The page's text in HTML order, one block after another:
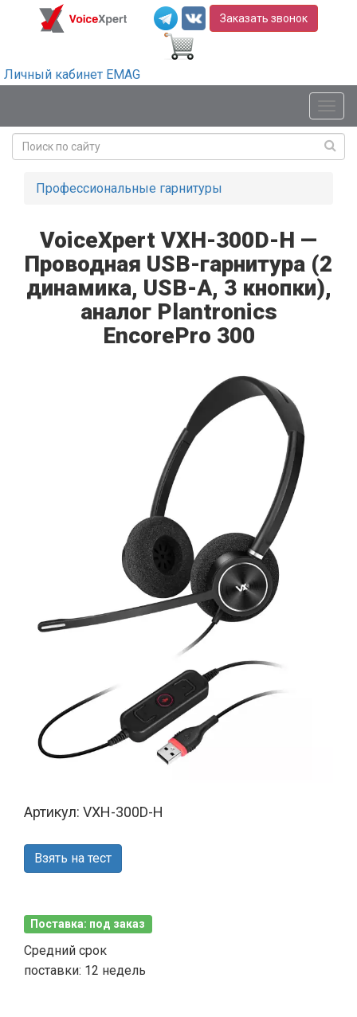
Заказать звонок
Личный кабинет EMAG
Профессиональные гарнитуры
VoiceXpert VXH-300D-H —
Проводная USB-гарнитура (2
динамика, USB-A, 3 кнопки),
аналог Plantronics
EncorePro 300
Артикул: VXH-300D-H
Взять на тест
Поставка: под заказ
Средний срок
поставки: 12 недель